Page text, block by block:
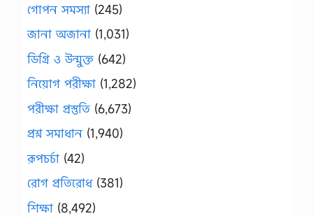
গোপন সমস্যা (245)
জানা অজানা (1,031)
ডিগ্রি ও উন্মুক্ত (642)
নিয়োগ পরীক্ষা (1,282)
পরীক্ষা প্রস্তুতি (6,673)
প্রশ্ন সমাধান (1,940)
রূপচর্চা (42)
রোগ প্রতিরোধ(381)
শিক্ষা (8,492)